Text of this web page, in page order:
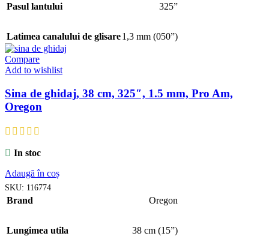
Pasul lantului 325”
Latimea canalului de glisare1,3 mm (050”)
Compare
Add to wishlist
Sina de ghidaj, 38 cm, 325″, 1.5 mm, Pro Am,
Oregon
In stoc
Adaugă în coș
SKU: 116774
Brand Oregon
Lungimea utila 38 cm (15”)